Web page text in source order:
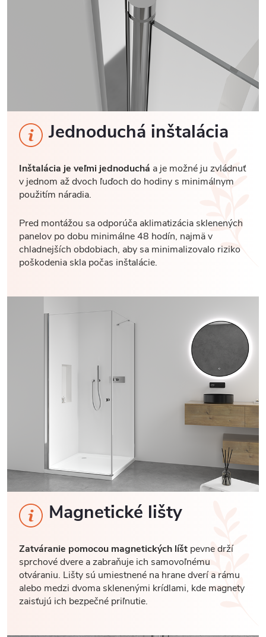
Jednoduchá inštalácia
Inštalácia je veľmi jednoduchá a je možné ju zvládnuť
v jednom až dvoch ľuďoch do hodiny s minimálnym
použitím náradia.
Pred montážou sa odporúča aklimatizácia sklenených
panelov po dobu minimálne 48 hodín, najmä v
chladnejších obdobiach, aby sa minimalizovalo riziko
poškodenia skla počas inštalácie.
Magnetické lišty
Zatváranie pomocou magnetických líšt pevne drží
sprchové dvere a zabraňuje ich samovoľnému
otváraniu. Lišty sú umiestnené na hrane dverí a rámu
alebo medzi dvoma sklenenými krídlami, kde magnety
zaisťujú ich bezpečné priľnutie.